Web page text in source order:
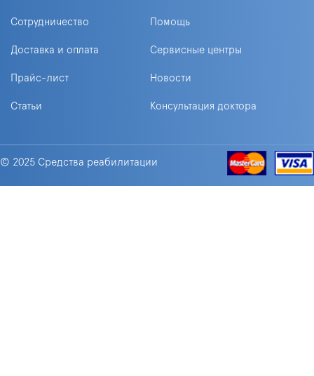
Сотрудничество Помощь
Доставка и оплата Сервисные центры
Прайс-лист Новости
Статьи Консультация доктора
© 2025 Средства реабилитации